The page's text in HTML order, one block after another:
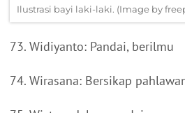
Ilustrasi bayi laki-laki. (Image by
73. Widiyanto: Pandai, berilmu
74. Wirasana: Bersikap